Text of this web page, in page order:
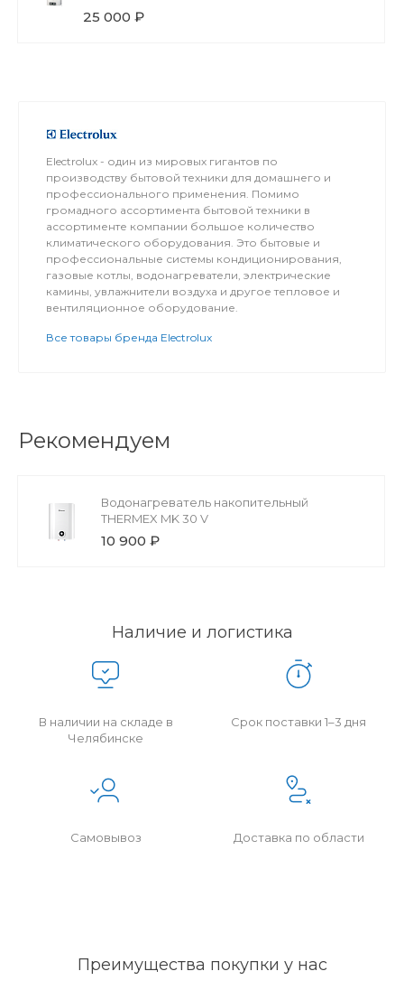
25 000 ₽
Electrolux - один из мировых гигантов по
производству бытовой техники для домашнего и
профессионального применения. Помимо
громадного ассортимента бытовой техники в
ассортименте компании большое количество
климатического оборудования. Это бытовые и
профессиональные системы кондиционирования,
газовые котлы, водонагреватели, электрические
камины, увлажнители воздуха и другое тепловое и
вентиляционное оборудование.
Все товары бренда Electrolux
Рекомендуем
Водонагреватель накопительный
THERMEX MK 30 V
10 900 ₽
Наличие и логистика
В наличии на складе в
Челябинске
Срок поставки 1–3 дня
Самовывоз Доставка по области
Преимущества покупки у нас